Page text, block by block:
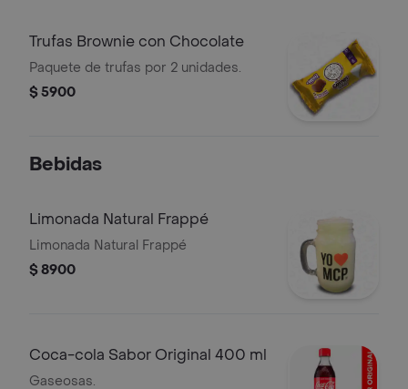
Trufas Brownie con Chocolate
Paquete de trufas por 2 unidades.
$ 5900
Bebidas
Limonada Natural Frappé
Limonada Natural Frappé
$ 8900
Coca-cola Sabor Original 400 ml
Gaseosas.